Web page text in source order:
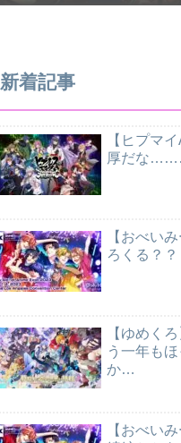
新着記事
【ヒプマ
厚だな
【おべい
ろくる？？
【ゆめく
う一年も
か…
【おべい